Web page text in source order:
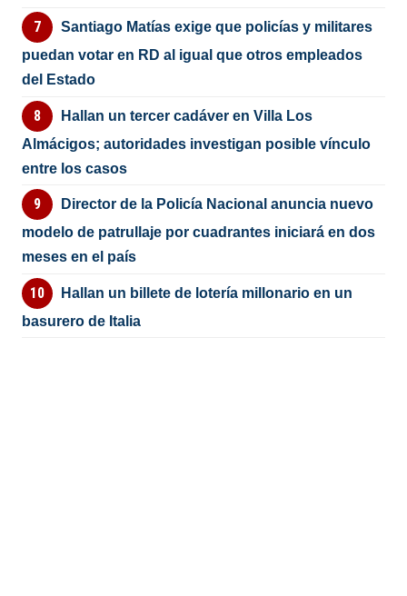
Santiago Matías exige que policías y militares
puedan votar en RD al igual que otros empleados
del Estado
Hallan un tercer cadáver en Villa Los
Almácigos; autoridades investigan posible vínculo
entre los casos
Director de la Policía Nacional anuncia nuevo
modelo de patrullaje por cuadrantes iniciará en dos
meses en el país
Hallan un billete de lotería millonario en un
basurero de Italia